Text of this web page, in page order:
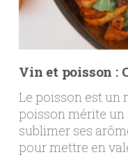
Vin et poisson :
Le poisson est un
poisson mérite
sublimer ses
pour mettre en